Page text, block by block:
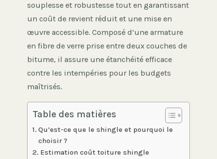
souplesse et robustesse tout en garantissant
un coût de revient réduit et une mise en
œuvre accessible. Composé d’une armature
en fibre de verre prise entre deux couches de
bitume, il assure une étanchéité efficace
contre les intempéries pour les budgets
maîtrisés.
Table des matières
Qu’est-ce que le shingle et pourquoi le
choisir ?
Estimation coût toiture shingle